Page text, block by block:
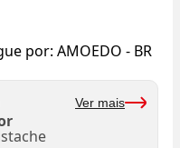
por: AMOEDO - BR
Ver mais